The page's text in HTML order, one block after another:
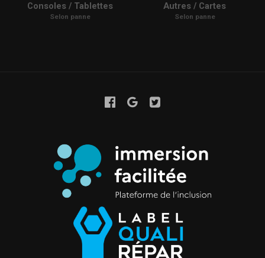
Consoles / Tablettes
Selon panne
Autres / Cartes
Selon panne